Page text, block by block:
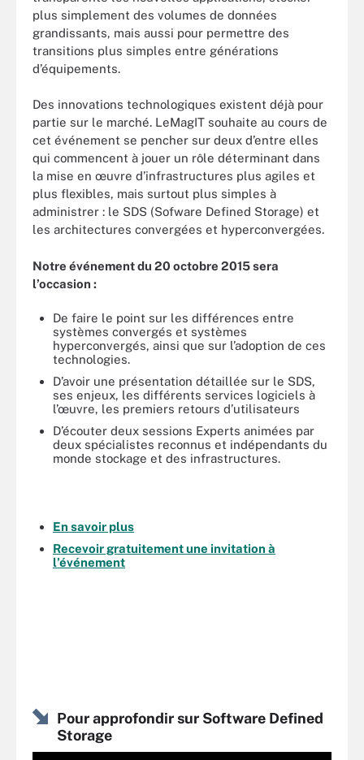
plus simplement des volumes de données
grandissants, mais aussi pour permettre des
transitions plus simples entre générations
d’équipements.
Des innovations technologiques existent déjà pour
partie sur le marché. LeMagIT souhaite au cours de
cet événement se pencher sur deux d’entre elles
qui commencent à jouer un rôle déterminant dans
la mise en œuvre d’infrastructures plus agiles et
plus flexibles, mais surtout plus simples à
administrer : le SDS (Sofware Defined Storage) et
les architectures convergées et hyperconvergées.
Notre événement du 20 octobre 2015 sera
l’occasion :
De faire le point sur les différences entre
systèmes convergés et systèmes
hyperconvergés, ainsi que sur l’adoption de ces
technologies.
D’avoir une présentation détaillée sur le SDS,
ses enjeux, les différents services logiciels à
l’œuvre, les premiers retours d’utilisateurs
D’écouter deux sessions Experts animées par
deux spécialistes reconnus et indépendants du
monde stockage et des infrastructures.
En savoir plus
Recevoir gratuitement une invitation à
l’événement
Pour approfondir sur Software Defined
Storage